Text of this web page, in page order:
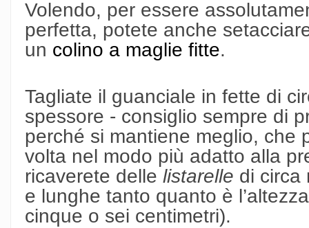
Volendo, per essere
perfetta, potete anche
un colino a maglie fitte.
Tagliate il guanciale in fette di
spessore - consiglio sempre di
perché si mantiene meglio, che
volta nel modo più adatto alla
ricaverete delle listarelle di circa
e lunghe tanto quanto è
cinque o sei centimetri).